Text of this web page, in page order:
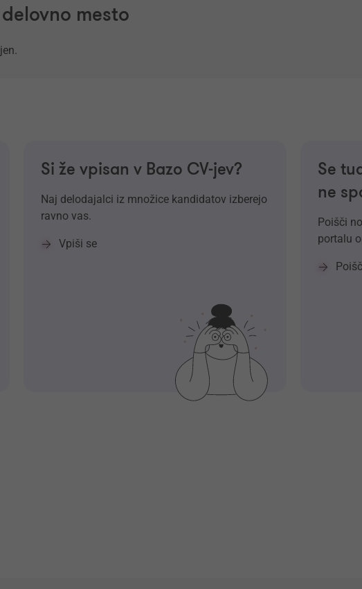
mesto
Si že vpisan v Bazo CV-jev?
Naj delodajalci iz množice kandidatov izberejo
ravno vas.
Vpiši se
Se
ne
Poišči
portalu